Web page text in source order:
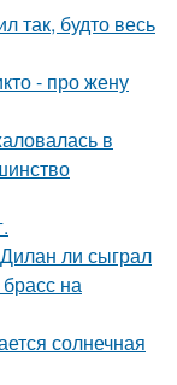
так, будто весь
- про жену
в
ли сыграл
на
солнечная